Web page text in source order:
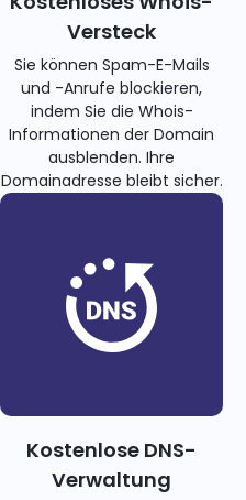
Versteck
Sie können Spam-E-Mails
und -Anrufe blockieren,
indem Sie die Whois-
Informationen der Domain
ausblenden. Ihre
Domainadresse bleibt sicher.
Kostenlose DNS-
Verwaltung